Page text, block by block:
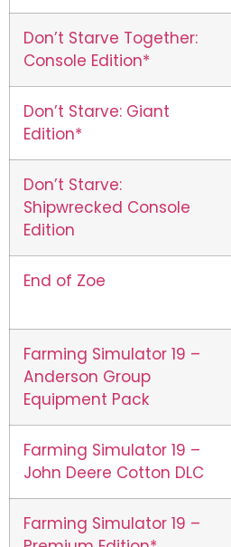
Don’t Starve Together:
Console Edition*
Don’t Starve: Giant
Edition*
Don’t Starve:
Shipwrecked Console
Edition
End of Zoe
Farming Simulator 19 –
Anderson Group
Equipment Pack
Farming Simulator 19 –
John Deere Cotton DLC
Farming Simulator 19 –